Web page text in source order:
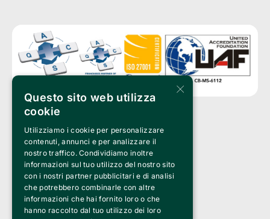
Clappit è un marchio di proprietà di:
Bemils Srl
a Socio Unico
Via Fosse Ardeatine, 4 -20092 Cinisello Balsamo (MI)
PI 05589050961
Iscr. C.C.I.A.A. Milano R.E.A. 1833471
© 2010-2025 Bemils Srl - Tutti i diritti riservati
Credits:
×
Questo sito web utilizza
cookie
Utilizziamo i cookie per personalizzare
contenuti, annunci e per analizzare il
nostro traffico. Condividiamo inoltre
informazioni sul tuo utilizzo del nostro sito
con i nostri partner pubblicitari e di analisi
che potrebbero combinarle con altre
informazioni che hai fornito loro o che
hanno raccolto dal tuo utilizzo dei loro